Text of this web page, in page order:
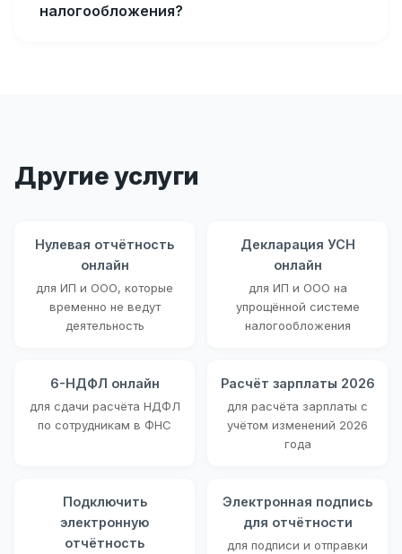
налогообложения?
Другие услуги
Нулевая отчётность
онлайн
для ИП и ООО, которые
временно не ведут
деятельность
Декларация УСН
онлайн
для ИП и ООО на
упрощённой системе
налогообложения
6-НДФЛ онлайн
для сдачи расчёта НДФЛ
по сотрудникам в ФНС
Расчёт зарплаты 2026
для расчёта зарплаты с
учётом изменений 2026
года
Подключить
электронную
отчётность
Электронная подпись
для отчётности
для подписи и отправки